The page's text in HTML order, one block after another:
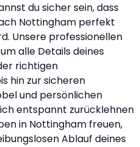
du sicher sein, dass
Nottingham perfekt
Unsere professionellen
alle Details deines
richtigen
hin zur sicheren
und persönlichen
entspannt zurücklehnen
in Nottingham freuen,
Ablauf deines